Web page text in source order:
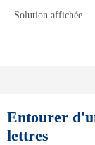
Solution affichée
Entourer
lettres